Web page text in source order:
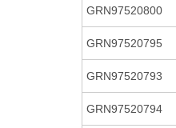
GRN97520800
GRN97520795
GRN97520793
GRN97520794